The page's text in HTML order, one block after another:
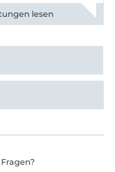
ansehen